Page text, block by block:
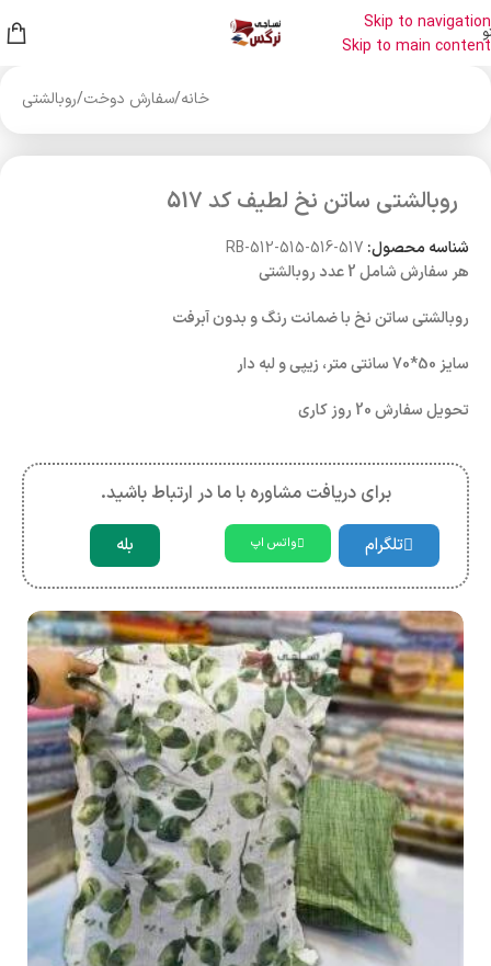
Skip to navigation
Skip to main content
خانه/سفارش دوخت/روبالشتی
روبالشتی ساتن نخ لطیف کد 517
شناسه محصول: RB-512-515-516-517
هر سفارش شامل 2 عدد روبالشتی
روبالشتی ساتن نخ با ضمانت رنگ و بدون آبرفت
سایز 50*70 سانتی متر، زیپی و لبه دار
تحویل سفارش 20 روز کاری
برای دریافت مشاوره با ما در ارتباط باشید.
تلگرام واتس اپ بله